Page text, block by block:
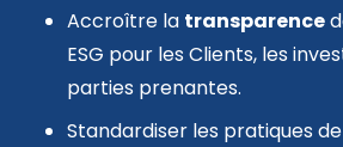
Accroître la transparence
ESG pour les Clients, les
parties prenantes.
Standardiser les pratiques de